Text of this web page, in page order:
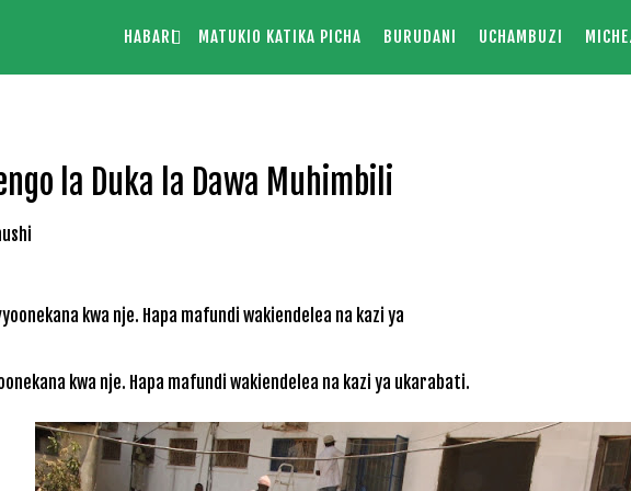
HABARI MATUKIO KATIKA PICHA BURUDANI UCHAMBUZI
la Duka la Dawa Muhimbili
kwa nje. Hapa mafundi wakiendelea na kazi ya ukarabati.